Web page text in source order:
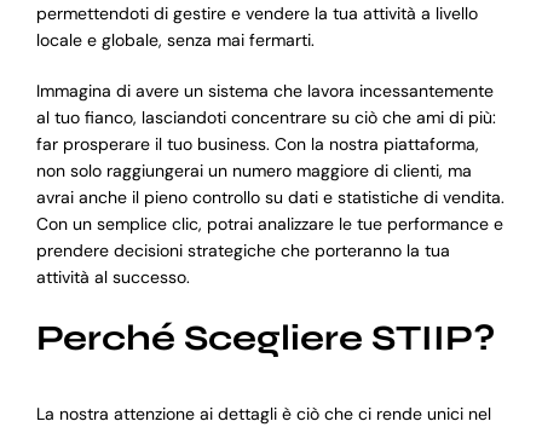
permettendoti di gestire e vendere la tua attività a livello
locale e globale, senza mai fermarti.
Immagina di avere un sistema che lavora incessantemente
al tuo fianco, lasciandoti concentrare su ciò che ami di più:
far prosperare il tuo business. Con la nostra piattaforma,
non solo raggiungerai un numero maggiore di clienti, ma
avrai anche il pieno controllo su dati e statistiche di vendita.
Con un semplice clic, potrai analizzare le tue performance e
prendere decisioni strategiche che porteranno la tua
attività al successo.
Perché Scegliere STIIP?
La nostra attenzione ai dettagli è ciò che ci rende unici nel